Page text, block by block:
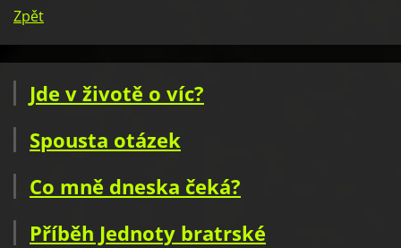
Zpět
Jde v životě o víc?
Spousta otázek
Co mně dneska čeká?
Příběh Jednoty bratrské